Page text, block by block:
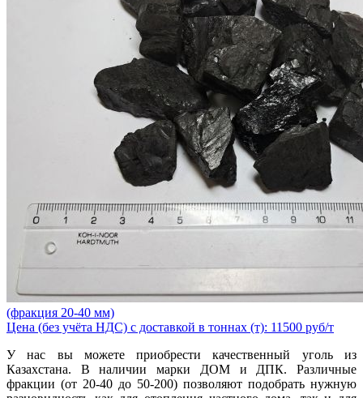
(фракция 20-40 мм)
Цена (без учёта НДС) с доставкой в тоннах (т): 11500 руб/т
У нас вы можете приобрести качественный уголь из
Казахстана. В наличии марки ДОМ и ДПК. Различные
фракции (от 20-40 до 50-200) позволяют подобрать нужную